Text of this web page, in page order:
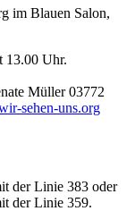
im Blauen Salon,
13.00 Uhr.
Müller 03772
sehen-uns.org
der Linie 383 oder
der Linie 359.